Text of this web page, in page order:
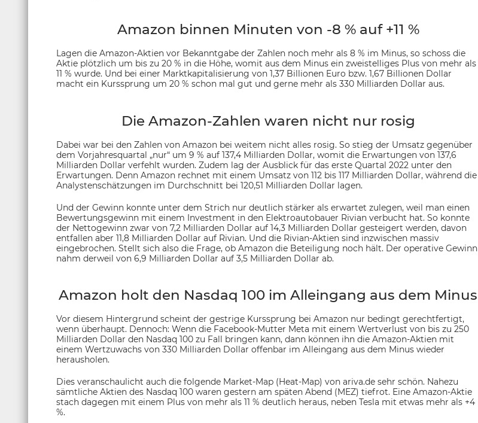
Amazon binnen Minuten von -8 % auf +11 %
Lagen die Amazon-Aktien vor Bekanntgabe der Zahlen noch mehr als 8 % im Minus, so schoss die
Aktie plötzlich um bis zu 20 % in die Höhe, womit aus dem Minus ein zweistelliges Plus von mehr als
11 % wurde. Und bei einer Marktkapitalisierung von 1,37 Billionen Euro bzw. 1,67 Billionen Dollar
macht ein Kurssprung um 20 % schon mal gut und gerne mehr als 330 Milliarden Dollar aus.
Die Amazon-Zahlen waren nicht nur rosig
Dabei war bei den Zahlen von Amazon bei weitem nicht alles rosig. So stieg der Umsatz gegenüber
dem Vorjahresquartal „nur“ um 9 % auf 137,4 Milliarden Dollar, womit die Erwartungen von 137,6
Milliarden Dollar verfehlt wurden. Zudem lag der Ausblick für das erste Quartal 2022 unter den
Erwartungen. Denn Amazon rechnet mit einem Umsatz von 112 bis 117 Milliarden Dollar, während die
Analystenschätzungen im Durchschnitt bei 120,51 Milliarden Dollar lagen.
Und der Gewinn konnte unter dem Strich nur deutlich stärker als erwartet zulegen, weil man einen
Bewertungsgewinn mit einem Investment in den Elektroautobauer Rivian verbucht hat. So konnte
der Nettogewinn zwar von 7,2 Milliarden Dollar auf 14,3 Milliarden Dollar gesteigert werden, davon
entfallen aber 11,8 Milliarden Dollar auf Rivian. Und die Rivian-Aktien sind inzwischen massiv
eingebrochen. Stellt sich also die Frage, ob Amazon die Beteiligung noch hält. Der operative Gewinn
nahm derweil von 6,9 Milliarden Dollar auf 3,5 Milliarden Dollar ab.
Amazon holt den Nasdaq 100 im Alleingang aus dem Minus
Vor diesem Hintergrund scheint der gestrige Kurssprung bei Amazon nur bedingt gerechtfertigt,
wenn überhaupt. Dennoch: Wenn die Facebook-Mutter Meta mit einem Wertverlust von bis zu 250
Milliarden Dollar den Nasdaq 100 zu Fall bringen kann, dann können ihn die Amazon-Aktien mit
einem Wertzuwachs von 330 Milliarden Dollar offenbar im Alleingang aus dem Minus wieder
herausholen.
Dies veranschaulicht auch die folgende Market-Map (Heat-Map) von ariva.de sehr schön. Nahezu
sämtliche Aktien des Nasdaq 100 waren gestern am späten Abend (MEZ) tiefrot. Eine Amazon-Aktie
stach dagegen mit einem Plus von mehr als 11 % deutlich heraus, neben Tesla mit etwas mehr als +4
%.